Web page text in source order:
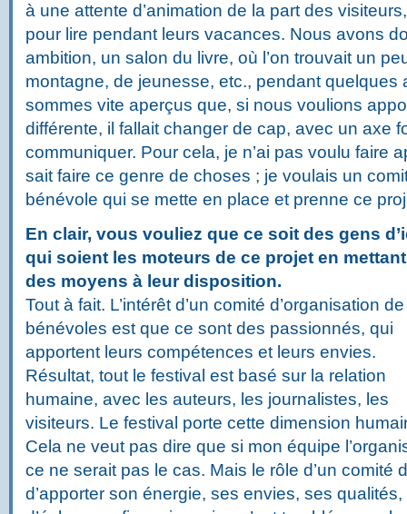
à une attente d’animation de la part des
pour lire pendant leurs vacances. Nous avons
ambition, un salon du livre, où l’on trouvait un
montagne, de jeunesse, etc., pendant quelques
sommes vite aperçus que, si nous voulions
différente, il fallait changer de cap, avec un axe
communiquer. Pour cela, je n’ai pas voulu faire
sait faire ce genre de choses ; je voulais un
bénévole qui se mette en place et prenne ce
En clair, vous vouliez que ce soit des gens
qui soient les moteurs de ce projet en mettant
des moyens à leur disposition.
Tout à fait. L’intérêt d’un comité d’organisation de
bénévoles est que ce sont des passionnés, qui
apportent leurs compétences et leurs envies.
Résultat, tout le festival est basé sur la relation
humaine, avec les auteurs, les journalistes, les
visiteurs. Le festival porte cette dimension
Cela ne veut pas dire que si mon équipe
ce ne serait pas le cas. Mais le rôle d’un comité
d’apporter son énergie, ses envies, ses qualités,